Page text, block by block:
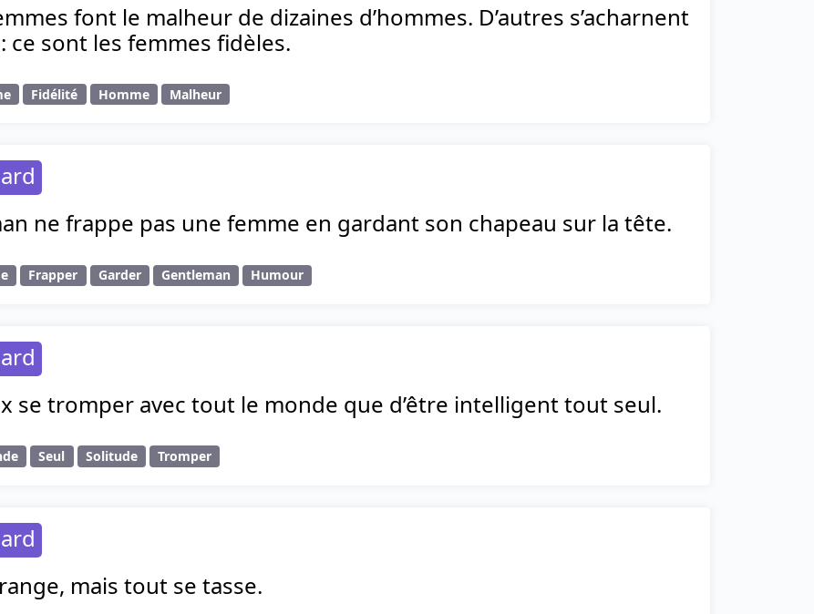
font le malheur de dizaines d’hommes. D’autres s’acharnent
ce sont les femmes fidèles.
Fidélité Homme Malheur
ne frappe pas une femme en gardant son chapeau sur la tête.
Frapper Garder Gentleman Humour
se tromper avec tout le monde que d’être intelligent tout seul.
Seul Solitude Tromper
mais tout se tasse.